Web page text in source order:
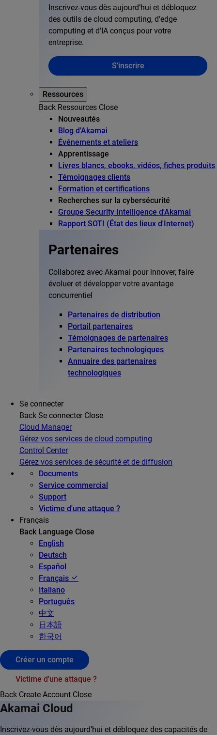
Inscrivez-vous dès aujourd’hui et débloquez
des outils de cloud computing, d’edge
computing et d’IA conçus pour votre
entreprise.
S'inscrire
Ressources
Back Ressources Close
Nouveautés
Blog d'Akamai
Événements et ateliers
Apprentissage
Livres blancs, ebooks, vidéos, fiches produits
Témoignages clients
Formation et certifications
Recherches sur la cybersécurité
Groupe Security Intelligence d'Akamai
Rapport SOTI (État des lieux d'Internet)
Partenaires
Collaborez avec Akamai pour innover, faire
évoluer et développer votre avantage
concurrentiel
Partenaires de distribution
Portail partenaires
Témoignages de partenaires
Partenaires technologiques
Annuaire des partenaires
technologiques
Se connecter
Back Se connecter Close
Cloud Manager
Gérez vos services de cloud computing
Control Center
Gérez vos services de sécurité et de diffusion
Documents
Service commercial
Support
Victime d'une attaque ?
Français
Back Language Close
English
Deutsch
Español
Français
Italiano
Português
中文
日本語
한국어
Créer un compte
Victime d'une attaque ?
Back Create Account Close
Akamai Cloud
Inscrivez-vous dès aujourd’hui et débloquez des capacités de